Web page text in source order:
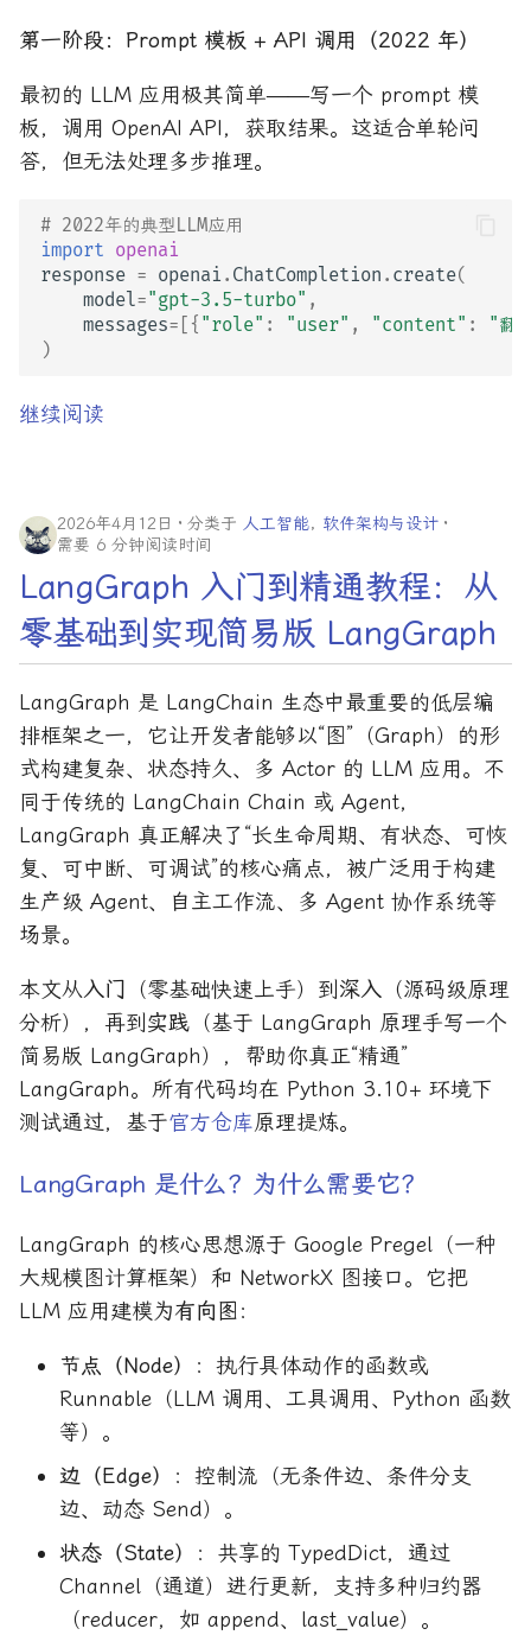
第一阶段：Prompt 模板 + API 调用（2022 年）
最初的 LLM 应用极其简单——写一个 prompt 模
板，调用 OpenAI API，获取结果。这适合单轮问
答，但无法处理多步推理。
# 2022年的典型LLM应用
import openai
response = openai . ChatCompletion . create(
model="gpt-3.5-turbo" ,
messages= [{ "role" : "user" , "content" :
"翻
)
继续阅读
2026年4月12日 分类于 人工智能, 软件架构与设计
需要 6 分钟阅读时间
LangGraph 入门到精通教程：从
零基础到实现简易版 LangGraph
LangGraph 是 LangChain 生态中最重要的低层编
排框架之一，它让开发者能够以“图”（Graph）的形
式构建复杂、状态持久、多 Actor 的 LLM 应用。不
同于传统的 LangChain Chain 或 Agent，
LangGraph 真正解决了“长生命周期、有状态、可恢
复、可中断、可调试”的核心痛点，被广泛用于构建
生产级 Agent、自主工作流、多 Agent 协作系统等
场景。
本文从入门 （零基础快速上手）到 深入 （源码级原理
分析），再到 实践 （基于 LangGraph 原理手写一个
简易版 LangGraph），帮助你真正“精通”
LangGraph。所有代码均在 Python 3.10+ 环境下
测试通过，基于官方仓库原理提炼。
LangGraph 是什么？为什么需要它？
LangGraph 的核心思想源于 Google Pregel（一种
大规模图计算框架）和 NetworkX 图接口。它把
LLM 应用建模为有向图 ：
节点（Node）
：执行具体动作的函数或
Runnable（LLM 调用、工具调用、Python 函数
等）。
边（Edge）
：控制流（无条件边、条件分支
边、动态 Send）。
状态（State）
：共享的 TypedDict，通过
Channel（通道）进行更新，支持多种归约器
（reducer，如 append、last_value）。